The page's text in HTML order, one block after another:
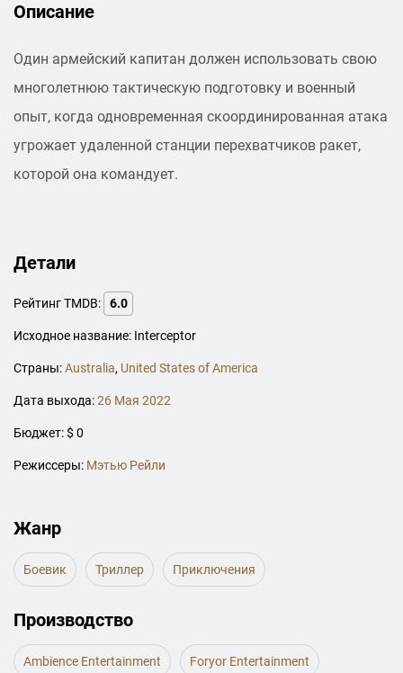
Описание
Один армейский капитан должен использовать свою
многолетнюю тактическую подготовку и военный
опыт, когда одновременная скоординированная атака
угрожает удаленной станции перехватчиков ракет,
которой она командует.
Детали
Рейтинг TMDB: 6.0
Исходное название: Interceptor
Страны:Australia, United States of America
Дата выхода:26 Мая 2022
Бюджет: $ 0
Режиссеры: Мэтью Рейли
Жанр
Боевик Триллер Приключения
Производство
Ambience Entertainment Foryor Entertainment